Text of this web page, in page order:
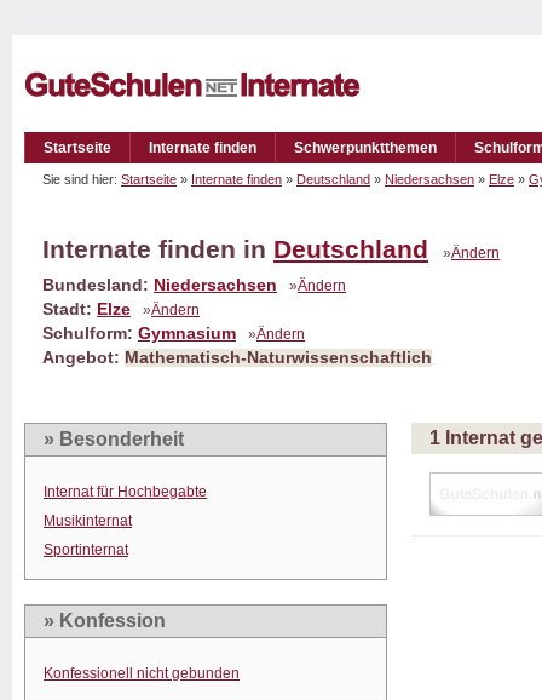
Startseite Internate finden Schwerpunktthemen
Sie sind hier: Startseite » Internate finden » Deutschland » Niedersachsen » Elze »
Internate finden in Deutschland »Ändern
Bundesland: Niedersachsen »Ändern
Stadt: Elze »Ändern
Schulform: Gymnasium »Ändern
Angebot: Mathematisch-Naturwissenschaftlich
» Besonderheit
Internat für Hochbegabte
Musikinternat
Sportinternat
» Konfession
Konfessionell nicht gebunden
1 Internat